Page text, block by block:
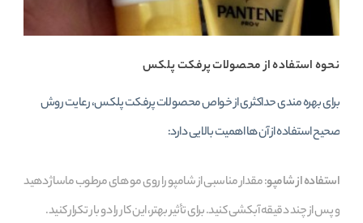
نحوه استفاده از محصولات پرفکت پلکس
برای بهره‌ مندی حداکثری از خواص محصولات پرفکت پلکس، رعایت روش
صحیح استفاده از آن‌ ها اهمیت بالایی دارد:
استفاده از شامپو: مقدار مناسبی از شامپو را روی مو های مرطوب ماساژ دهید
و پس از چند دقیقه آبکشی کنید. برای تأثیر بهتر، این کار را دو بار تکرار کنید.